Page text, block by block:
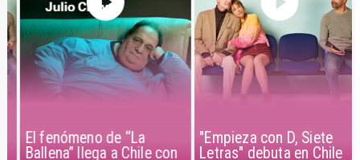
El fenómeno de “La
Ballena” llega a Chile con
"Empieza con D, Siete
Letras" debuta en Chile